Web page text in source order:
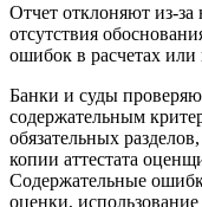
Отчет отклоняют из-за
отсутствия
ошибок в расчетах
Банки и суды
содержательным
обязательных
копии аттестата
Содержательные
оценки,